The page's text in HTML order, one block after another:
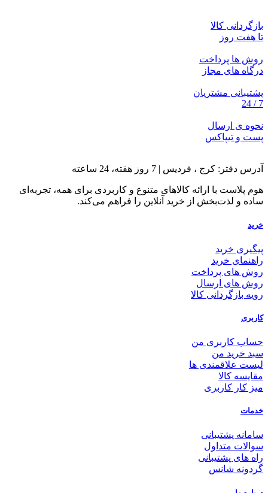
بازگردانی کالا
تا هفت روز
روش ها پرداخت
درگاه های مجاز
پشتیبانی مشتریان
7 / 24
نحوه ی ارسال
پست و تیپاکس
آدرس دفتر: کرج ، فردیس | 7 روز هفته، 24 ساعته
هوم پلاست با ارائه کالاهای متنوع و کاربردی برای همه، تجربه‌ای
ساده و لذت‌بخش از خرید آنلاین را فراهم می‌کند.
خرید
پیگیری خرید
راهنمای خرید
روش های پرداخت
روش های ارسال
رویه بازگردانی کالا
کاربری
حساب کاربری من
سبد خرید من
لیست علاقمندی ها
مقایسه کالا
میز کار کاربری
خدمات
سامانه پشتیبانی
سوالات متداول
راه های پشتیبانی
گردونه شانس